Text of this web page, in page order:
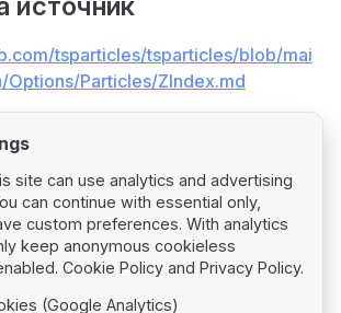
tsparticles/tsparticles/blob/mai
Options/Particles/ZIndex.md
site can use analytics and advertising
can continue with essential only,
custom preferences. With analytics
keep anonymous cookieless
Cookie Policy and Privacy Policy.
(Google Analytics)